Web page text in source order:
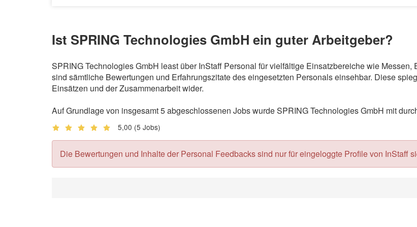
Ist SPRING Technologies GmbH ein guter Arbeitgeber?
SPRING Technologies GmbH least über InStaff Personal für vielfältige Einsatzbereiche wie
sind sämtliche Bewertungen und Erfahrungszitate des eingesetzten Personals einsehbar. Diese
Einsätzen und der Zusammenarbeit wider.
Auf Grundlage von insgesamt 5 abgeschlossenen Jobs wurde SPRING Technologies GmbH mit
5,00 (5 Jobs)
Die Bewertungen und Inhalte der Personal Feedbacks sind nur für eingeloggte Profile von InStaff